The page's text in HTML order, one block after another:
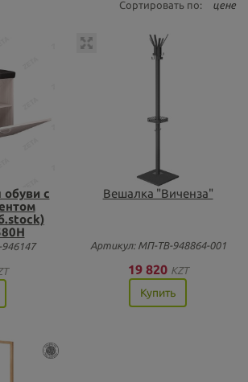
Сортировать по: цене
с
Вешалка "Виченза"
Артикул: МП-ТВ-948864-001
19 820 KZT
Купить